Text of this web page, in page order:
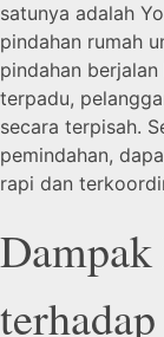
satunya adalah
pindahan rumah
pindahan
terpadu,
secara terpisah.
pemindahan,
rapi dan